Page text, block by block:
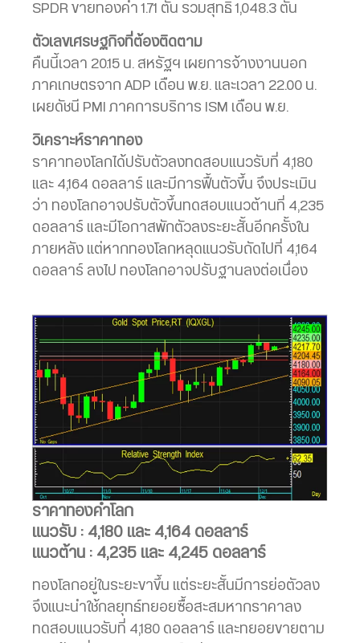
SPDR ขายทองคำ 1.71 ตัน รวมสุทธิ 1,048.3 ตัน
ตัวเลขเศรษฐกิจที่ต้องติดตาม
คืนนี้เวลา 20.15 น. สหรัฐฯ เผยการจ้างงานนอก
ภาคเกษตรจาก ADP เดือน พ.ย. และเวลา 22.00 น.
เผยดัชนี PMI ภาคการบริการ ISM เดือน พ.ย.
วิเคราะห์ราคาทอง
ราคาทองโลกได้ปรับตัวลงทดสอบแนวรับที่ 4,180
และ 4,164 ดอลลาร์ และมีการฟื้นตัวขึ้น จึงประเมิน
ว่า ทองโลกอาจปรับตัวขึ้นทดสอบแนวต้านที่ 4,235
ดอลลาร์ และมีโอกาสพักตัวลงระยะสั้นอีกครั้งใน
ภายหลัง แต่หากทองโลกหลุดแนวรับถัดไปที่ 4,164
ดอลลาร์ ลงไป ทองโลกอาจปรับฐานลงต่อเนื่อง
ราคาทองคำโลก
แนวรับ : 4,180 และ 4,164 ดอลลาร์
แนวต้าน : 4,235 และ 4,245 ดอลลาร์
ทองโลกอยู่ในระยะขาขึ้น แต่ระยะสั้นมีการย่อตัวลง
จึงแนะนำใช้กลยุทธ์ทยอยซื้อสะสมหากราคาลง
ทดสอบแนวรับที่ 4,180 ดอลลาร์ และทยอยขายตาม